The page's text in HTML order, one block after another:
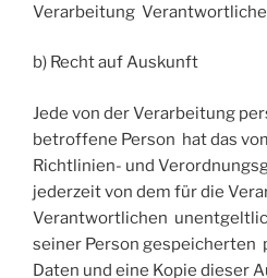
Verarbeitung
b) Recht auf Auskunft
Jede von der Verarbeitung
betroffene Person hat das
Richtlinien- und
jederzeit von dem für die
Verantwortlichen
seiner Person gespeicherten
Daten und eine Kopie dieser